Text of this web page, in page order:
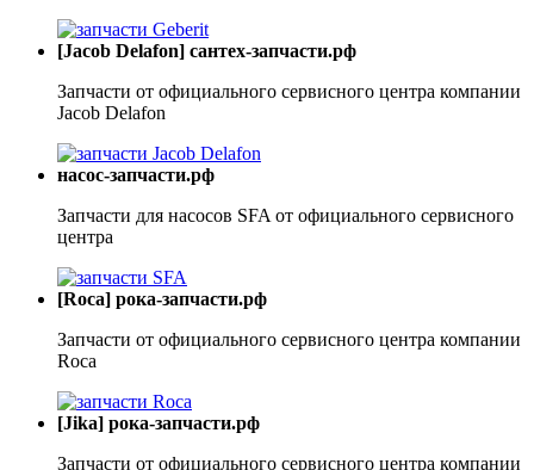
[Jacob Delafon] сантех-запчасти.рф
Запчасти от официального сервисного центра компании
Jacob Delafon
насос-запчасти.рф
Запчасти для насосов SFA от официального сервисного
центра
[Roca] рока-запчасти.рф
Запчасти от официального сервисного центра компании
Roca
[Jika] рока-запчасти.рф
Запчасти от официального сервисного центра компании